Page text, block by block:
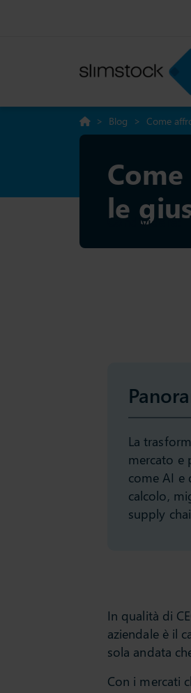
> Blog > Come
le
Condividere:
La
mercato e
come AI e
calcolo,
supply
In qualità di
aziendale è il
sola andata
Con i mercati